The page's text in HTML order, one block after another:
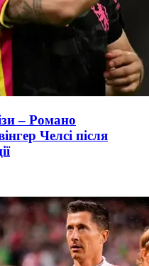
– Романо
Челсі після